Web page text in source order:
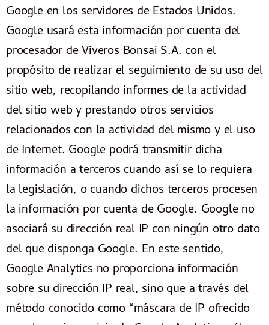
Google en los servidores de Estados Unidos.
Google usará esta información por cuenta del
procesador de Viveros Bonsai S.A. con el
propósito de realizar el seguimiento de su uso del
sitio web, recopilando informes de la actividad
del sitio web y prestando otros servicios
relacionados con la actividad del mismo y el uso
de Internet. Google podrá transmitir dicha
información a terceros cuando así se lo requiera
la legislación, o cuando dichos terceros procesen
la información por cuenta de Google. Google no
asociará su dirección real IP con ningún otro dato
del que disponga Google. En este sentido,
Google Analytics no proporciona información
sobre su dirección IP real, sino que a través del
método conocido como “máscara de IP ofrecido